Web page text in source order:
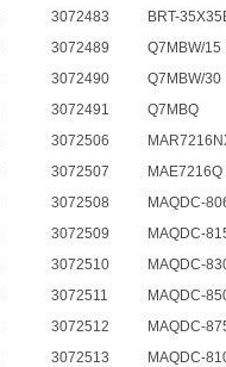
3072483
BRT-
3072489
Q7MBW/15
3072490
Q7MBW/30
3072491
Q7MBQ
3072506
3072507
MAE7216Q
3072508
MAQDC-
3072509
MAQDC-
3072510
MAQDC-
3072511
MAQDC-
3072512
MAQDC-
3072513
MAQDC-